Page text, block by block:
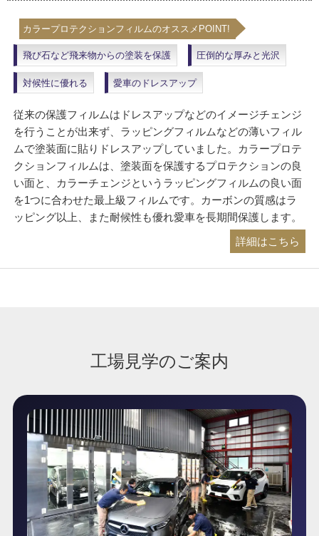
カラープロテクションフィルムのオススメPOINT!
飛び石など飛来物からの塗装を保護 圧倒的な厚みと光沢
対候性に優れる 愛車のドレスアップ
従来の保護フィルムはドレスアップなどのイメージチェンジ
を行うことが出来ず、ラッピングフィルムなどの薄いフィル
ムで塗装面に貼りドレスアップしていました。カラープロテ
クションフィルムは、塗装面を保護するプロテクションの良
い面と、カラーチェンジというラッピングフィルムの良い面
を1つに合わせた最上級フィルムです。カーボンの質感はラ
ッピング以上、また耐候性も優れ愛車を長期間保護します。
詳細はこちら
工場見学のご案内